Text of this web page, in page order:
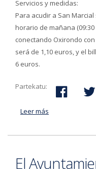
Servicios y medidas:
Para acudir a San
horario de mañana (09:30
conectando Oxirondo
será de 1,10 euros, y el
6 euros.
Partekatu:
Leer más
El